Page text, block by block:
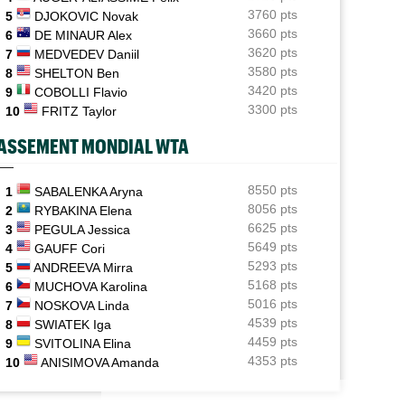
/ WTA
les résultats de ce jeudi 6 août 2026 et
la nuit
US OPEN
Gaël Monfils et Léolia Jeanjean wild-
Gea en qualifs
Gaël Monfils... ses adieux à Montréal après un dernier
combat
06/08
ATP - Montréal
Daniil Medvedev : "Un match catastrophique, un
désastre"
Comme Carlos Alcaraz, Holger Rune forfait pour
Cincinnati
06/08
ATP - Montréal
Alexander Zverev : "Je ne pensais pas non plus jouer
aussi mal"
06/08
WTA - Toronto
Coco Gauff sur les tests génétiques : "Je comprends
mais..."
5
DJOKOVIC Novak
3760 pts
6
DE MINAUR Alex
3660 pts
7
MEDVEDEV Daniil
3620 pts
8
SHELTON Ben
3580 pts
9
COBOLLI Flavio
3420 pts
10
FRITZ Taylor 3300 pts
MONDIAL WTA
1 SABALENKA Aryna
8550 pts
2
RYBAKINA Elena
8056 pts
3
PEGULA Jessica
6625 pts
4
GAUFF Cori
5649 pts
5
ANDREEVA Mirra
5293 pts
6
MUCHOVA Karolina
5168 pts
7
NOSKOVA Linda
5016 pts
8
SWIATEK Iga
4539 pts
9
SVITOLINA Elina
4459 pts
10
ANISIMOVA Amanda 4353 pts